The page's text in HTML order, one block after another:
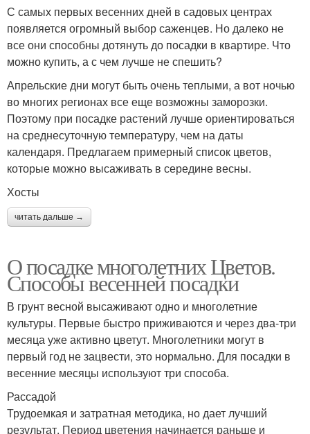
С самых первых весенних дней в садовых центрах
появляется огромный выбор саженцев. Но далеко не
все они способны дотянуть до посадки в квартире. Что
можно купить, а с чем лучше не спешить?
Апрельские дни могут быть очень теплыми, а вот ночью
во многих регионах все еще возможны заморозки.
Поэтому при посадке растений лучше ориентироваться
на среднесуточную температуру, чем на даты
календаря. Предлагаем примерный список цветов,
которые можно высаживать в середине весны.
Хосты
читать дальше →
О посадке многолетних Цветов.
Способы весенней посадки
В грунт весной высаживают одно и многолетние
культуры. Первые быстро приживаются и через два-три
месяца уже активно цветут. Многолетники могут в
первый год не зацвести, это нормально. Для посадки в
весенние месяцы используют три способа.
Рассадой
Трудоемкая и затратная методика, но дает лучший
результат. Период цветения начинается раньше и